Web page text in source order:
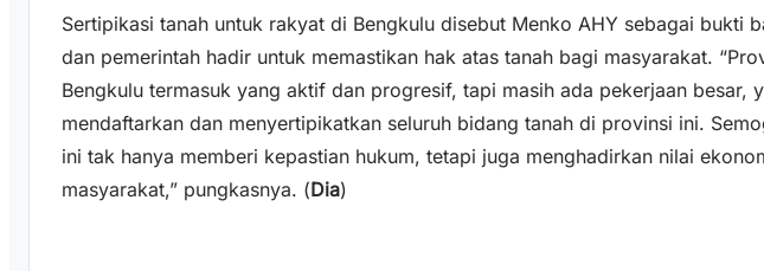
Sertipikasi tanah untuk rakyat di Bengkulu disebut Menko AHY sebagai bukti
dan pemerintah hadir untuk memastikan hak atas tanah bagi masyarakat.
Bengkulu termasuk yang aktif dan progresif, tapi masih ada pekerjaan besar,
mendaftarkan dan menyertipikatkan seluruh bidang tanah di provinsi ini.
ini tak hanya memberi kepastian hukum, tetapi juga menghadirkan nilai
masyarakat,” pungkasnya. (Dia)